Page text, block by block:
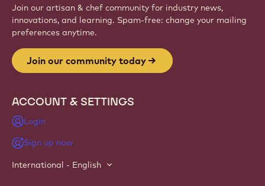
Join our artisan & chef community for industry news,
innovations, and learning. Spam-free: change your mailing
preferences anytime.
Join our community today
ACCOUNT & SETTINGS
Login
Sign up now
International - English